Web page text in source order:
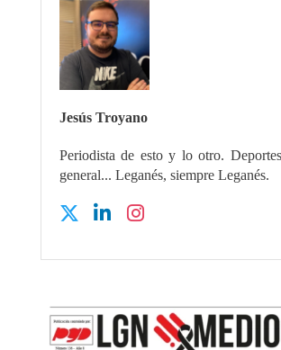
Jesús Troyano
Periodista de esto y lo otro.
general... Leganés, siempre Leganés.